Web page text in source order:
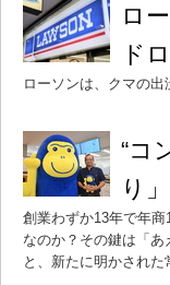
ロ
ド
ローソンは、クマの出
“コ
り
創業わずか13年で年
なのか？その鍵は「
と、新たに明かされた